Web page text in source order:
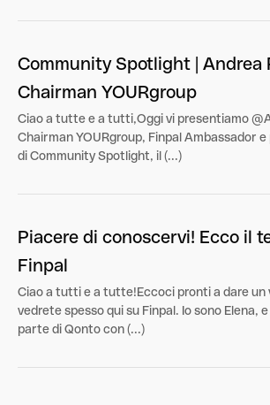
Community Spotlight | Andrea
Chairman YOURgroup
Ciao a tutte e a tutti,Oggi vi presentiamo
Chairman YOURgroup, Finpal Ambassador
di Community Spotlight, il (...)
Piacere di conoscervi! Ecco il
Finpal
Ciao a tutti e a tutte!Eccoci pronti a dare un
vedrete spesso qui su Finpal. Io sono Elena,
parte di Qonto con (...)